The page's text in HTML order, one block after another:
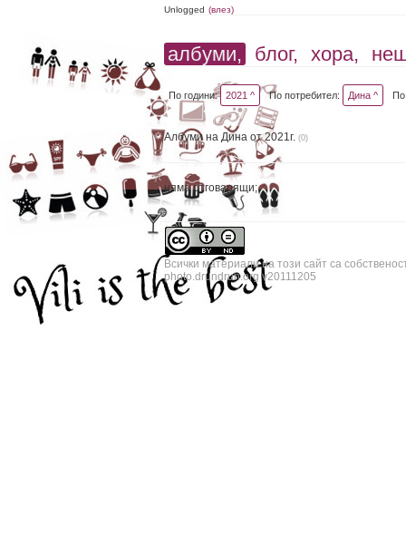
Unlogged (влез)
албуми, блог, хора,
По години: 2021 ^ По потребител: Дина ^
Албуми на Дина от 2021г. (0)
няма отговарящи;
Всички материали на този сайт са
photo.drundrun.org v20111205